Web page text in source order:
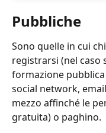
Pubbliche
Sono quelle in cui
registrarsi (nel caso
formazione
social network,
mezzo affinché le
gratuita) o paghino.